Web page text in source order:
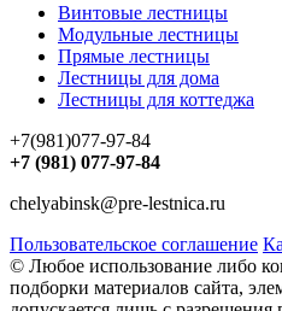
Винтовые лестницы
Модульные лестницы
Прямые лестницы
Лестницы для дома
Лестницы для коттеджа
+7(981)077-97-84
+7 (981) 077-97-84
chelyabinsk@pre-lestnica.ru
Пользовательское соглашение
© Любое использование либо
подборки материалов сайта,